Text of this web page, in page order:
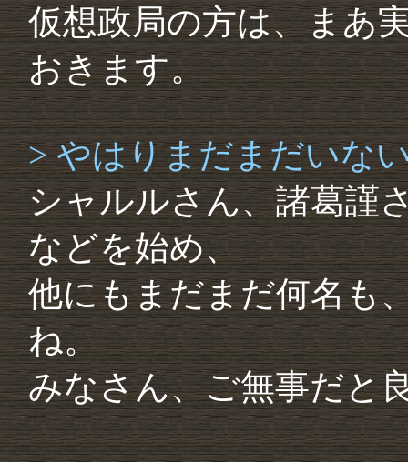
仮想政局の方は、まあ
おきます。
> やはりまだまだいな
シャルルさん、諸葛謹
などを始め、
他にもまだまだ何名も
ね。
みなさん、ご無事だと